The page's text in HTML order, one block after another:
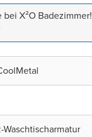
X²O Badezimmer!